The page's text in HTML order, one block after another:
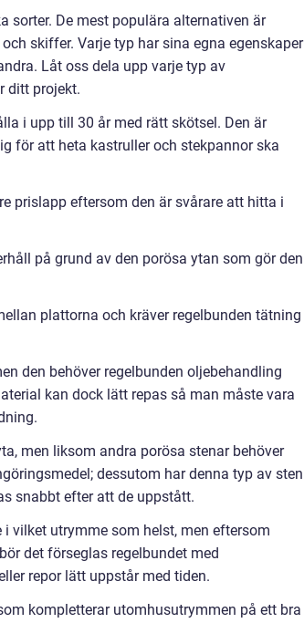
sorter. De mest populära alternativen är
skiffer. Varje typ har sina egna egenskaper
Låt oss dela upp varje typ av
ditt projekt.
i upp till 30 år med rätt skötsel. Den är
för att heta kastruller och stekpannor ska
prislapp eftersom den är svårare att hitta i
på grund av den porösa ytan som gör den
plattorna och kräver regelbunden tätning
den behöver regelbunden oljebehandling
kan dock lätt repas så man måste vara
men liksom andra porösa stenar behöver
dessutom har denna typ av sten
snabbt efter att de uppstått.
vilket utrymme som helst, men eftersom
det förseglas regelbundet med
repor lätt uppstår med tiden.
kompletterar utomhusutrymmen på ett bra